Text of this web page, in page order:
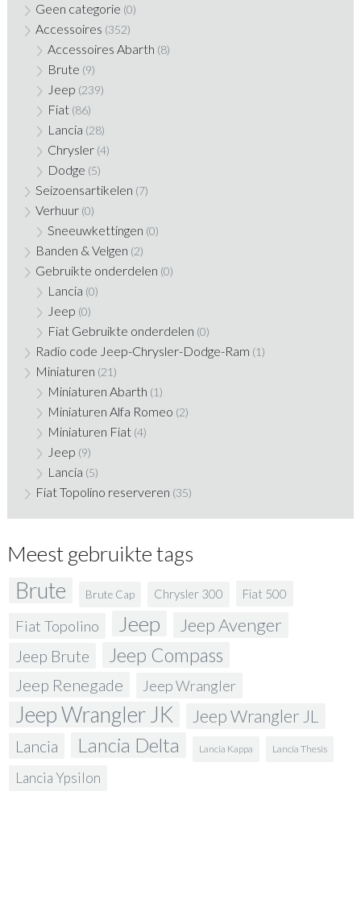
Geen categorie (0)
Accessoires (352)
Accessoires Abarth (8)
Brute (9)
Jeep (239)
Fiat (86)
Lancia (28)
Chrysler (4)
Dodge (5)
Seizoensartikelen (7)
Verhuur (0)
Sneeuwkettingen (0)
Banden & Velgen (2)
Gebruikte onderdelen (0)
Lancia (0)
Jeep (0)
Fiat Gebruikte onderdelen (0)
Radio code Jeep-Chrysler-Dodge-Ram (1)
Miniaturen (21)
Miniaturen Abarth (1)
Miniaturen Alfa Romeo (2)
Miniaturen Fiat (4)
Jeep (9)
Lancia (5)
Fiat Topolino reserveren (35)
Meest gebruikte tags
Brute Brute Cap Chrysler 300 Fiat 500
Fiat Topolino Jeep Jeep Avenger
Jeep Brute Jeep Compass
Jeep Renegade Jeep Wrangler
Jeep Wrangler JK Jeep Wrangler JL
Lancia Lancia Delta Lancia Kappa Lancia Thesis
Lancia Ypsilon